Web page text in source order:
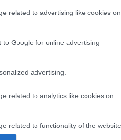
related to advertising like cookies on
Google for online advertising
advertising.
related to analytics like cookies on
related to functionality of the website
már mind férjhez
úgy be tudjanak
csak azért sem, mert
is vagyok otthon. Marad
uborkaszezon van,
arra, mit mikor
éltem. Önfejlesztő
De megleszek, ez